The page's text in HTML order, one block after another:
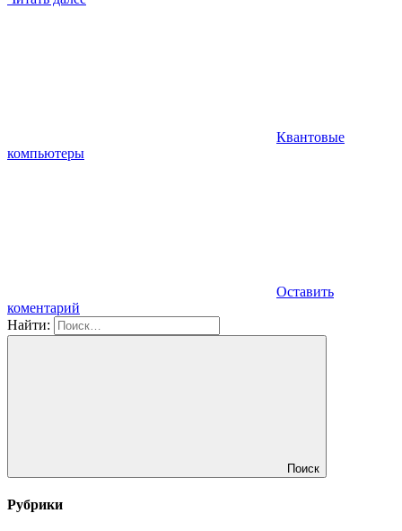
Квантовые
компьютеры
Оставить
коментарий
Найти:
Поиск
Рубрики